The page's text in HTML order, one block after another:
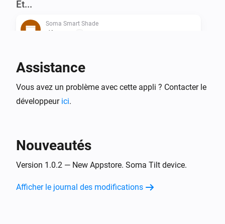
Et...
Soma Smart Shade
L'état est
Soma Smart Shade
Est activé
Soma Smart Shade
Alors...
Soma Smart Shade
Mettre la position sur
Assistance
Vous avez un problème avec cette appli ? Contacter le
développeur ici.
Nouveautés
Version 1.0.2 — New Appstore. Soma Tilt device.
Afficher le journal des modifications